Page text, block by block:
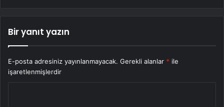
Bir yanıt yazın
E-posta adresiniz yayınlanmayacak. Gerekli alanlar * ile
işaretlenmişlerdir